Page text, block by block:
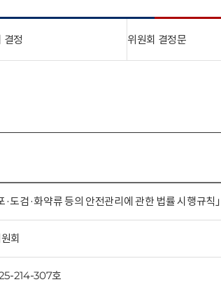
결정 위원회 결정문"접기,
·도검·화약류 등의 안전관리에 관한 법률 시행규
회
214-307호